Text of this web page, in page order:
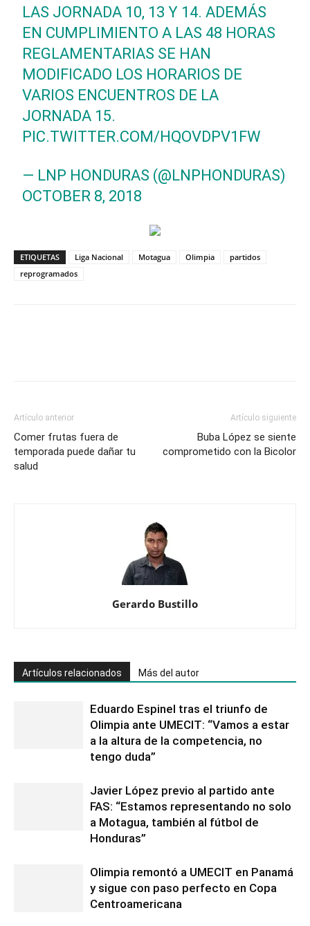
LAS JORNADA 10, 13 Y 14. ADEMÁS
EN CUMPLIMIENTO A LAS 48 HORAS
REGLAMENTARIAS SE HAN
MODIFICADO LOS HORARIOS DE
VARIOS ENCUENTROS DE LA
JORNADA 15.
PIC.TWITTER.COM/HQOVDPV1FW
— LNP HONDURAS (@LNPHONDURAS)
OCTOBER 8, 2018
ETIQUETAS Liga Nacional Motagua Olimpia
partidos
reprogramados
Artículo anterior
Comer frutas fuera de
temporada puede dañar tu
salud
Artículo siguiente
Buba López se siente
comprometido con la Bicolor
Gerardo Bustillo
Artículos relacionados Más del autor
Eduardo Espinel tras el triunfo de
Olimpia ante UMECIT: “Vamos a estar
a la altura de la competencia, no
tengo duda”
Javier López previo al partido ante
FAS: “Estamos representando no solo
a Motagua, también al fútbol de
Honduras”
Olimpia remontó a UMECIT en Panamá
y sigue con paso perfecto en Copa
Centroamericana